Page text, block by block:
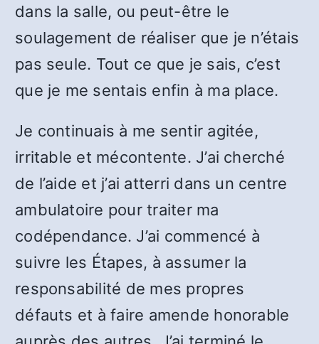
dans la salle, ou peut-être le
soulagement de réaliser que je n’étais
pas seule. Tout ce que je sais, c’est
que je me sentais enfin à ma place.
Je continuais à me sentir agitée,
irritable et mécontente. J’ai cherché
de l’aide et j’ai atterri dans un centre
ambulatoire pour traiter ma
codépendance. J’ai commencé à
suivre les Étapes, à assumer la
responsabilité de mes propres
défauts et à faire amende honorable